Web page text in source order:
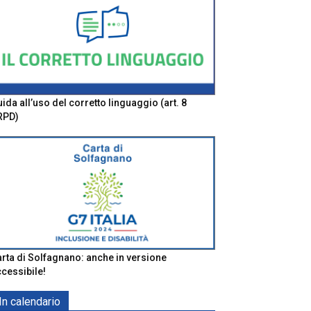
all’uso del corretto linguaggio (art. 8
di Solfagnano: anche in versione
In calendario